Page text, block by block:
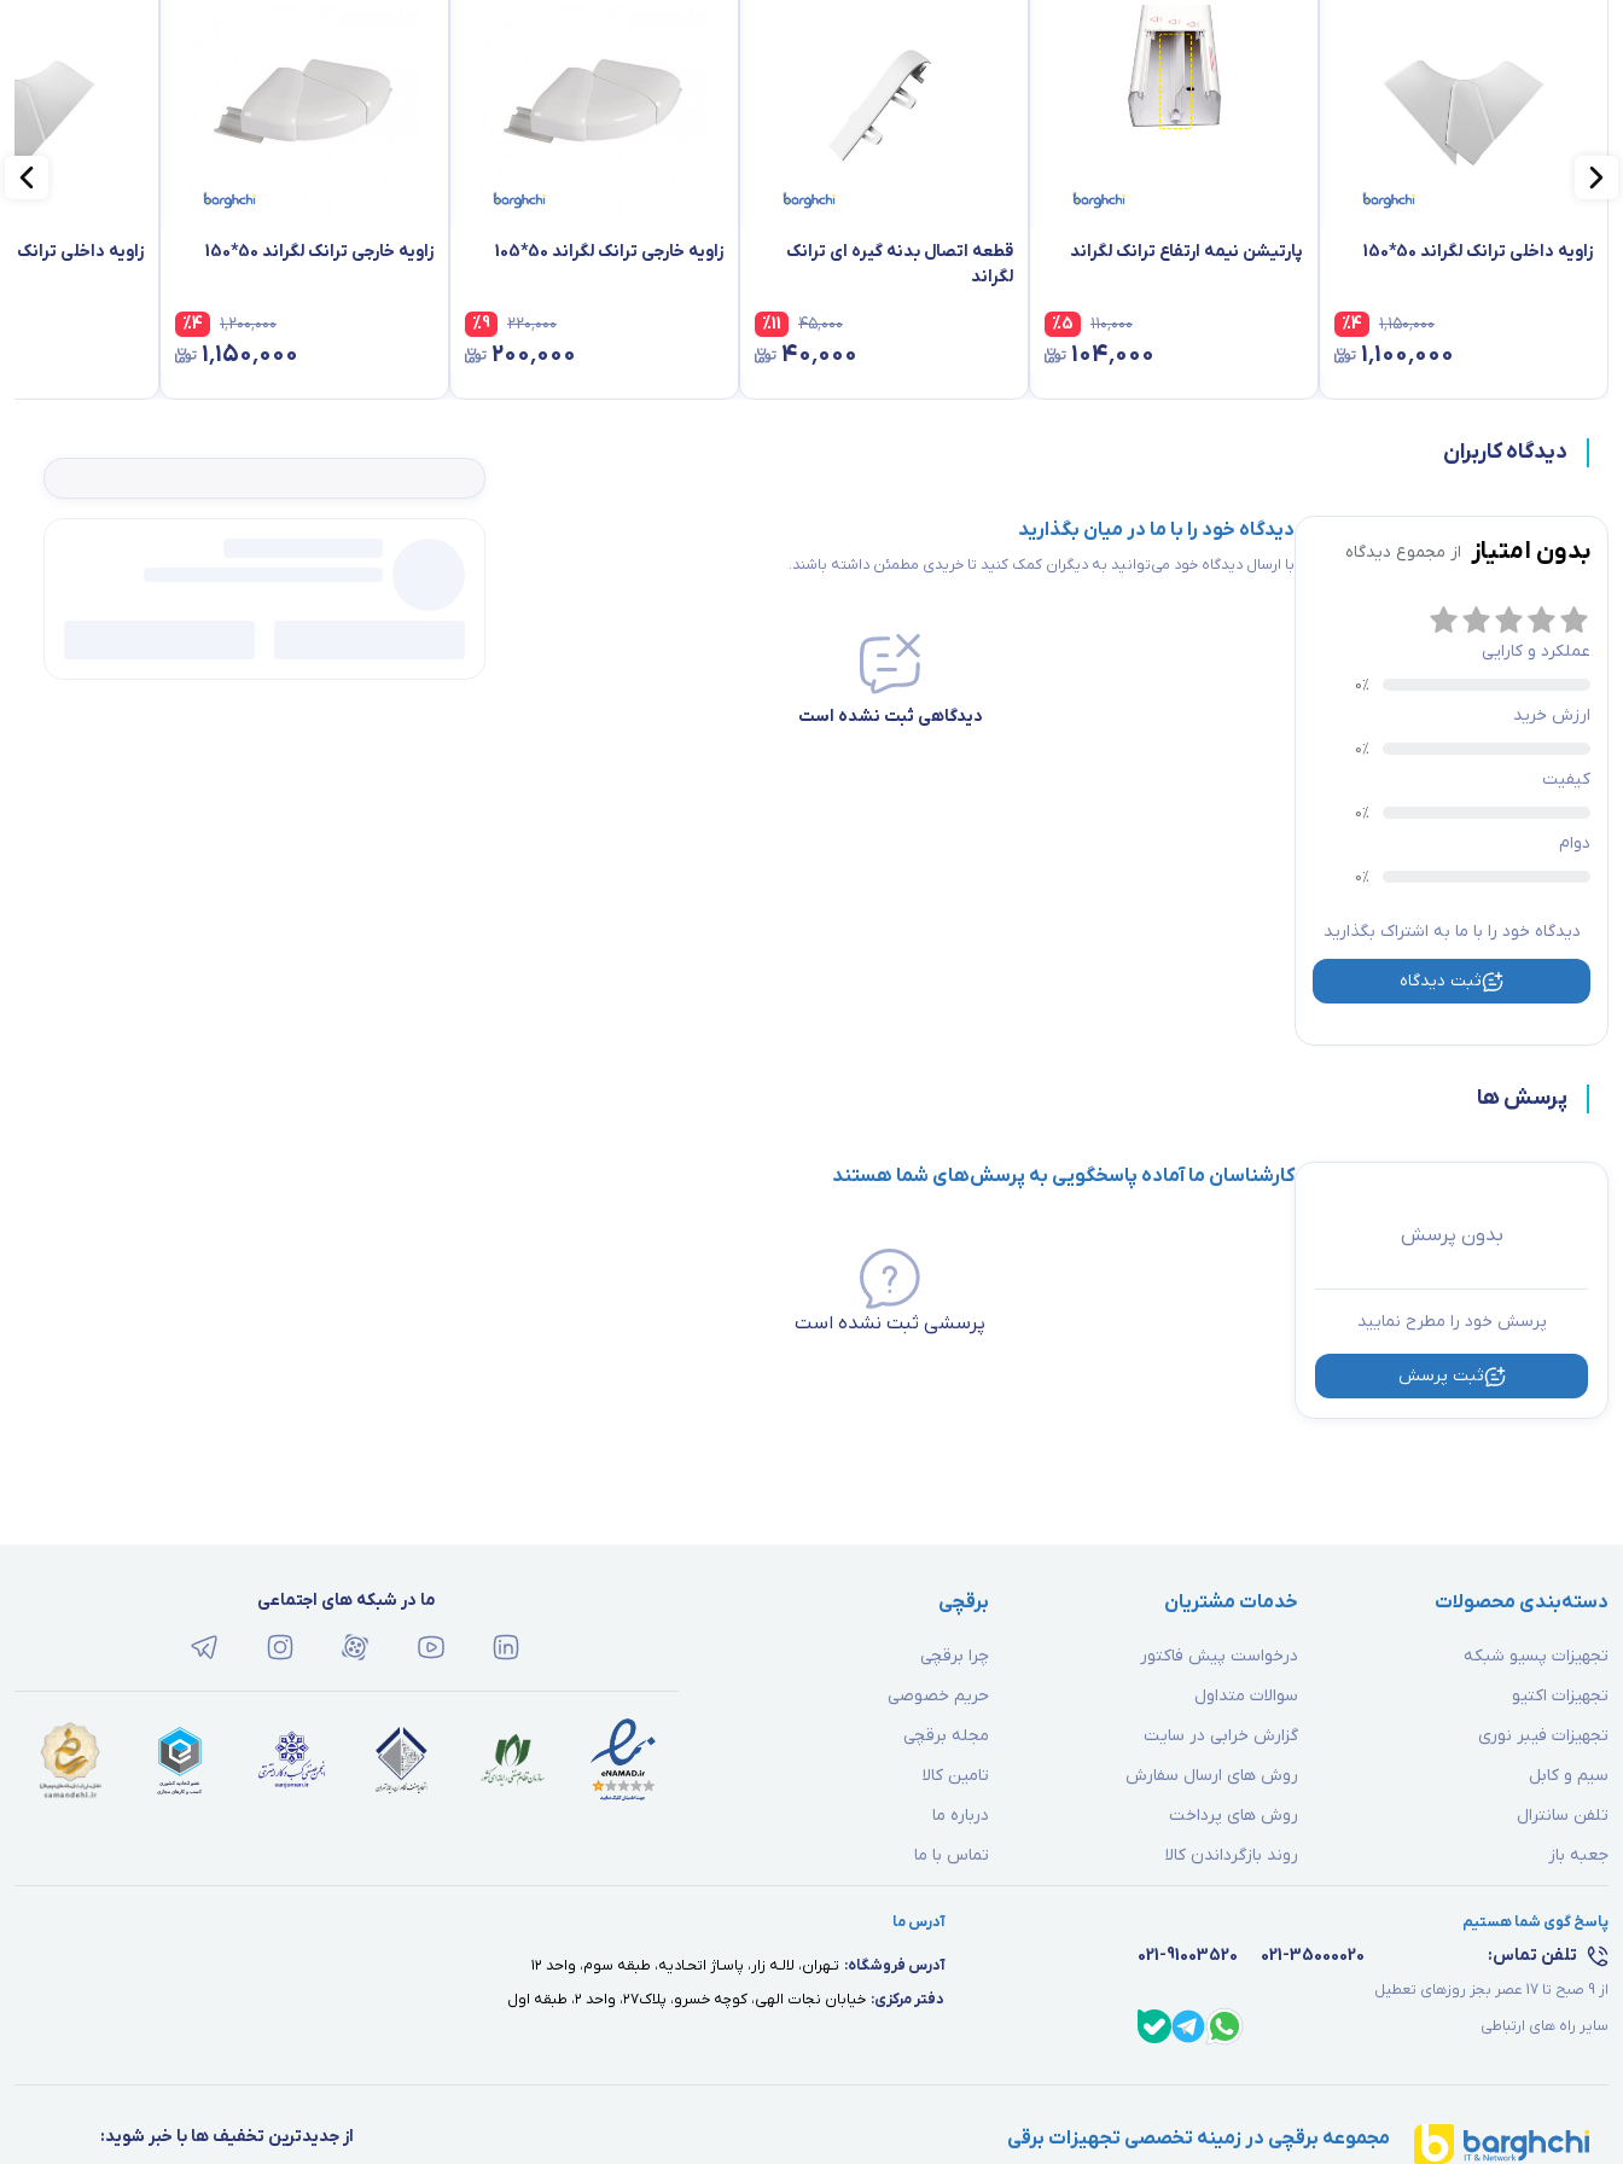
از این کادر ها برای تعبیه جای پریزها و کلیدهای روشنایی و یا پورت های شبکه داخل تراکینگ استفاده می شود.
این قطعه برای مکانیسم های موزائیک و آرتئور می باشد
جنس بدنه: PVC
زاویه داخلی ترانک لگراند 50*150
۱٬۱۵۰٬۰۰۰ %4
۱٬۱۰۰٬۰۰۰
پارتیشن نیمه ارتفاع ترانک لگراند
۱۱۰٬۰۰۰ %5
۱۰۴٬۰۰۰
قطعه اتصال بدنه گیره ای ترانک
لگراند
۴۵٬۰۰۰ %11
۴۰٬۰۰۰
زاویه خارجی ترانک لگراند 50*105
۲۲۰٬۰۰۰ %9
۲۰۰٬۰۰۰
زاویه خارجی ترانک لگراند 50*150
۱٬۲۰۰٬۰۰۰ %4
۱٬۱۵۰٬۰۰۰
زاویه داخلی ترانک لگراند
دیدگاه کاربران
بدون امتیاز از مجموع دیدگاه
عملکرد و کارایی
ارزش خرید
کیفیت
دوام
دیدگاه خود را با ما به اشتراک بگذارید
ثبت دیدگاه
دیدگاه خود را با ما در میان بگذارید
با ارسال دیدگاه خود می‌توانید به دیگران کمک کنید تا خریدی مطمئن داشته باشند.
دیدگاهی ثبت نشده است
پرسش ها
بدون پرسش
پرسش خود را مطرح نمایید
ثبت پرسش
کارشناسان ما آماده پاسخگویی به پرسش‌های شما هستند
پرسشی ثبت نشده است
دسته‌بندی محصولات
تجهیزات پسیو شبکه
تجهیزات اکتیو
تجهیزات فیبر نوری
سیم و کابل
تلفن سانترال
جعبه باز
خدمات مشتریان
درخواست پیش فاکتور
سوالات متداول
گزارش خرابی در سایت
روش های ارسال سفارش
روش های پرداخت
روند بازگرداندن کالا
برقچی
چرا برقچی
حریم خصوصی
مجله برقچی
تامین کالا
درباره ما
تماس با ما
ما در شبکه های اجتماعی
پاسخ گوی شما هستیم
تلفن تماس:
از 9 صبح تا 17 عصر بجز روزهای تعطیل
021-35000020
021-91003520
سایر راه های ارتباطی
آدرس ما
آدرس فروشگاه: تـهران، لالـه زار، پاسـاژ اتحـاديه، طبقه سوم، واحد ١٢
دفتر مركزى: خيابان نجات الهى، كوچه خسرو، پلاك٢٧، واحد ٢، طبقه اول
مجموعه برقچی در زمینه تخصصی تجهیزات برقی از جدیدترین تخفیف ها با خبر شوید: